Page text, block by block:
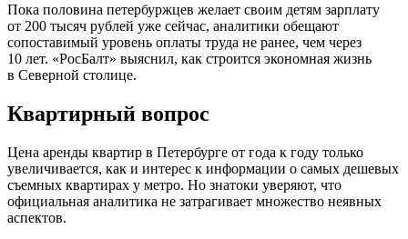
Пока половина петербуржцев желает своим детям зарплату
от 200 тысяч рублей уже сейчас, аналитики обещают
сопоставимый уровень оплаты труда не ранее, чем через
10 лет. «РосБалт» выяснил, как строится экономная жизнь
в Северной столице.
Квартирный вопрос
Цена аренды квартир в Петербурге от года к году только
увеличивается, как и интерес к информации о самых дешевых
съемных квартирах у метро. Но знатоки уверяют, что
официальная аналитика не затрагивает множество неявных
аспектов.